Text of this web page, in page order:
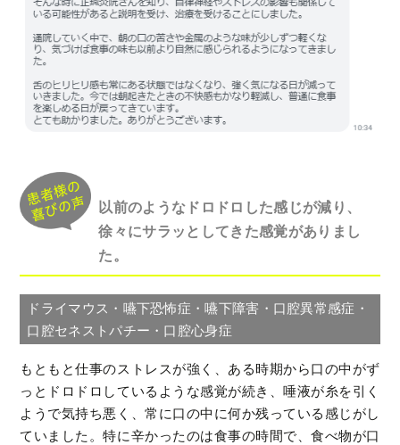
以前のようなドロドロした感じが減り、
徐々にサラッとしてきた感覚がありまし
た。
ドライマウス・嚥下恐怖症・嚥下障害・口腔異常感症・
口腔セネストパチー・口腔心身症
もともと仕事のストレスが強く、ある時期から口の中がず
っとドロドロしているような感覚が続き、唾液が糸を引く
ようで気持ち悪く、常に口の中に何か残っている感じがし
ていました。特に辛かったのは食事の時間で、食べ物が口